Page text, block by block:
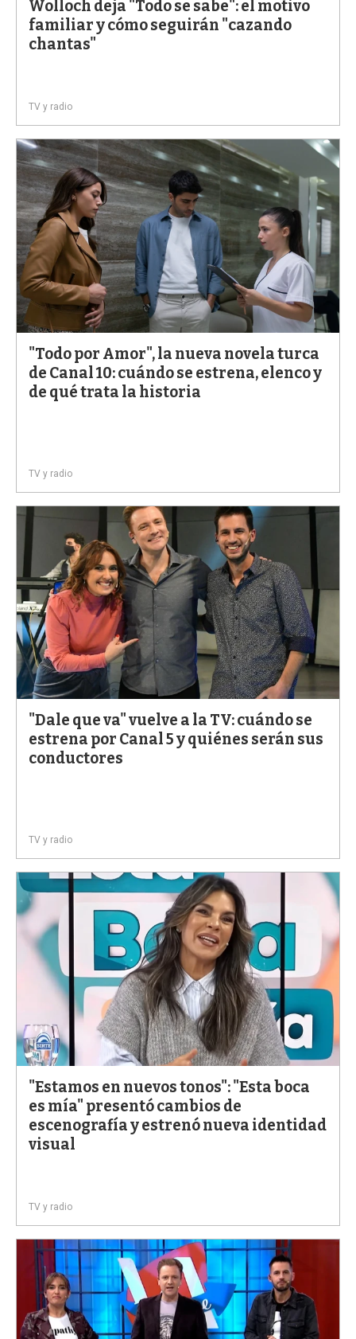
Wolloch deja "Todo se sabe": el motivo
familiar y cómo seguirán "cazando
chantas"
TV y radio
"Todo por Amor", la nueva novela turca
de Canal 10: cuándo se estrena, elenco y
de qué trata la historia
TV y radio
"Dale que va" vuelve a la TV: cuándo se
estrena por Canal 5 y quiénes serán sus
conductores
TV y radio
"Estamos en nuevos tonos": "Esta boca
es mía" presentó cambios de
escenografía y estrenó nueva identidad
visual
TV y radio